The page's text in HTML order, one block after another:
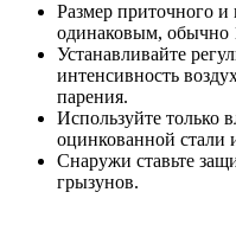
Размер приточного и
одинаковым, обычно
Устанавливайте
интенсивность
парения.
Используйте только
оцинкованной стали
Снаружи ставьте
грызунов.